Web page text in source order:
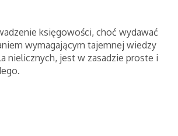
księgowości, choć wydawać
wymagającym tajemnej wiedzy
nielicznych, jest w zasadzie proste i